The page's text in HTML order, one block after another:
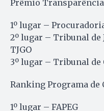
Prêmio
1º lugar –
2º lugar – Tribunal de
TJGO
3º lugar – Tribunal de
Ranking Programa de
1º lugar – FAPEG